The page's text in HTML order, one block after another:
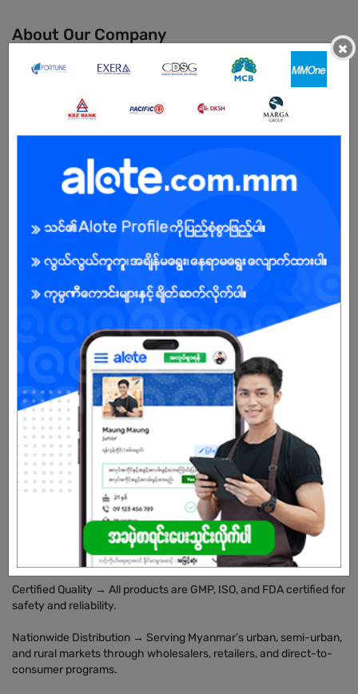
About Our Company
🌟 About Glamdust Ltd 🌟
Glamdust Ltd is one of Myanmar’s fastest-growing FMCG
manufacturing companies, dedicated to improving everyday life
through high-quality, affordable home and personal care
We proudly own and manufacture trusted brands including:
Duvera – Personal care & beauty products
Maxi D – Specialized home care (toilet, bathroom, laundry care)
Glam Glow – Lifestyle & beauty range
Hygenex – Hand sanitizers & disinfectants
🚀 What We Do
Indian R&D Expertise → Our products are developed with the
support of an experienced Indian Research & Development team,
ensuring advanced formulas and innovation.
USA Technology → We adopt modern USA cleaning &
manufacturing technology to guarantee international
performance standards.
Manufacturing in Myanmar → Proudly produced locally with
global standards, making our products affordable and accessible
to Myanmar families.
Certified Quality → All products are GMP, ISO, and FDA certified for
safety and reliability.
Nationwide Distribution → Serving Myanmar’s urban, semi-urban,
and rural markets through wholesalers, retailers, and direct-to-
consumer programs.
×